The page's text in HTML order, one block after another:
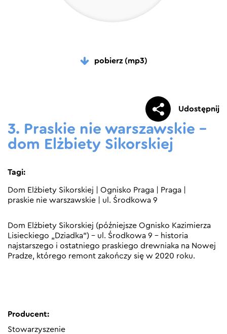
pobierz (mp3)
Udostępnij
3. Praskie nie warszawskie –
dom Elżbiety Sikorskiej
Tagi:
Dom Elżbiety Sikorskiej Ognisko Praga Praga
praskie nie warszawskie
ul. Środkowa 9
Dom Elżbiety Sikorskiej (późniejsze Ognisko Kazimierza
Lisieckiego „Dziadka”) – ul. Środkowa 9 – historia
najstarszego i ostatniego praskiego drewniaka na Nowej
Pradze, którego remont zakończy się w 2020 roku.
Producent:
Stowarzyszenie